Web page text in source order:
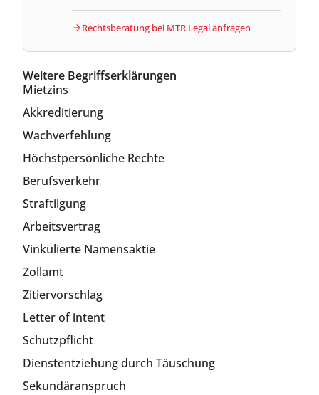
Rechtsberatung bei MTR Legal anfragen
Weitere Begriffserklärungen
Mietzins
Akkreditierung
Wachverfehlung
Höchstpersönliche Rechte
Berufsverkehr
Straftilgung
Arbeitsvertrag
Vinkulierte Namensaktie
Zollamt
Zitiervorschlag
Letter of intent
Schutzpflicht
Dienstentziehung durch Täuschung
Sekundäranspruch